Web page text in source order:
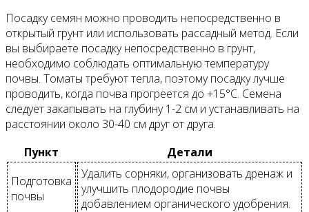
Посадку семян можно проводить непосредственно в
открытый грунт или использовать рассадный метод. Если
вы выбираете посадку непосредственно в грунт,
необходимо соблюдать оптимальную температуру
почвы. Томаты требуют тепла, поэтому посадку лучше
проводить, когда почва прогреется до +15°C. Семена
следует закапывать на глубину 1-2 см и устанавливать на
расстоянии около 30-40 см друг от друга.
Пункт
Детали
Подготовка
почвы
Удалить сорняки, организовать дренаж и
улучшить плодородие почвы
добавлением органического удобрения.